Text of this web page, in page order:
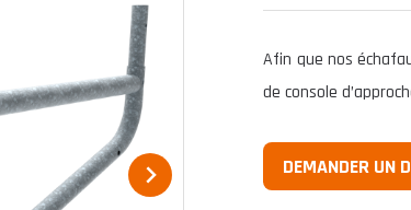
Afin que nos
de console
DEMANDER UN